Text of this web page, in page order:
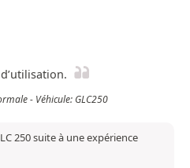
- Véhicule: GLC250
250 suite à une expérience